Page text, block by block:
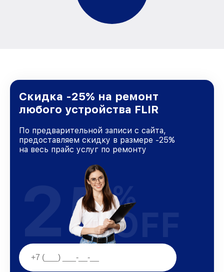
Скидка -25% на ремонт
любого устройства FLIR
По предварительной записи с сайта,
предоставляем скидку в размере -25%
на весь прайс услуг по ремонту
25%
OFF